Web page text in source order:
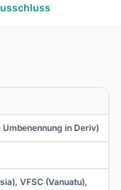
in Deriv)
VFSC (Vanuatu),